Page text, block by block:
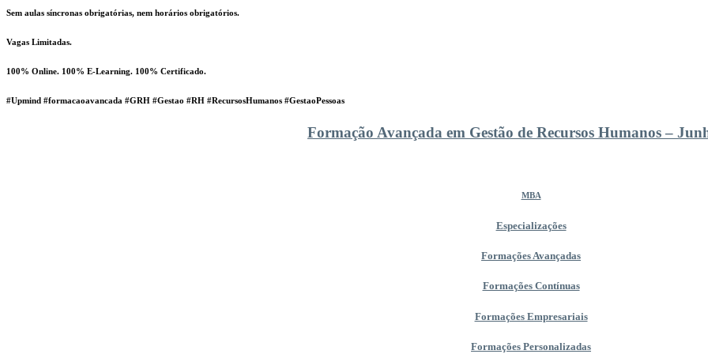
Sem aulas síncronas obrigatórias, nem horários obrigatórios.
Vagas Limitadas.
100% Online. 100% E-Learning. 100% Certificado.
#Upmind #formacaoavancada #GRH #Gestao #RH #RecursosHumanos #GestaoPessoas
Formação Avançada em Gestão de Recursos Humanos –
MBA
Especializações
Formações Avançadas
Formações Contínuas
Formações Empresariais
Formações Personalizadas